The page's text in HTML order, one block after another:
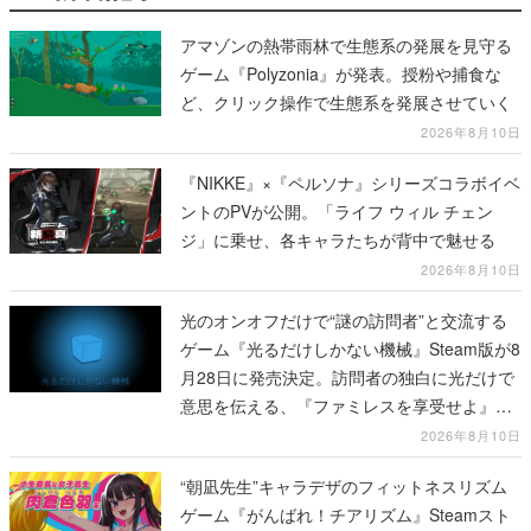
アマゾンの熱帯雨林で生態系の発展を見守る
ゲーム『Polyzonia』が発表。授粉や捕食な
ど、クリック操作で生態系を発展させていく
2026年8月10日
『NIKKE』×『ペルソナ』シリーズコラボイベ
ントのPVが公開。「ライフ ウィル チェン
ジ」に乗せ、各キャラたちが背中で魅せる
2026年8月10日
光のオンオフだけで“謎の訪問者”と交流する
ゲーム『光るだけしかない機械』Steam版が8
月28日に発売決定。訪問者の独白に光だけで
意思を伝える、『ファミレスを享受せよ』開
2026年8月10日
“朝凪先生”キャラデザのフィットネスリズム
ゲーム『がんばれ！チアリズム』Steamスト